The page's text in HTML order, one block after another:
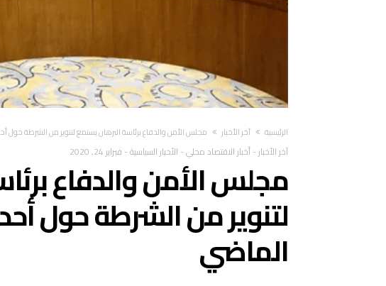
‫الرئيسية‬ آخر الأخبار مجلس الأمن والدفاع برئاسة البرهان يستمع لتنوير من الشرطة
آخر الأخبار-أخبار الاقتصاد محلي- الأخبار السياسية- فبراير 24, 2020
مجلس الأمن والدفاع
لتنوير من الشرطة حول
الماضي